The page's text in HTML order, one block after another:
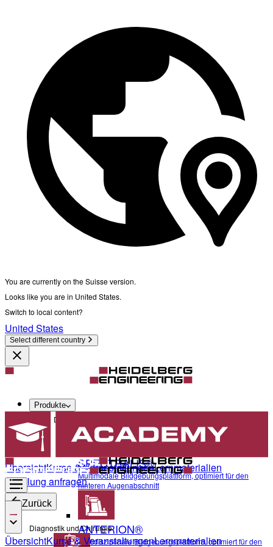
You are currently on the Suisse version.
Looks like you are in United States.
Switch to local content?
United States
Select different country
Produkte
Diagnostik und Chirurgie
SPECTRALIS®
Multimodale Bildgebungsplattform, optimiert für den
hinteren Augenabschnitt
ANTERION®
Multidisziplinäre Bildgebungsplattform, optimiert für den
ÜbersichtKurse & VeranstaltungenLernmaterialien
Schulung anfragen
Zurück
Diagnostik und Chirurgie
ÜbersichtKurse & VeranstaltungenLernmaterialien